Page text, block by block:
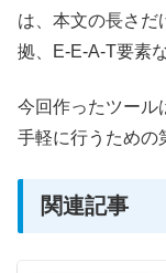
は、本文の長さだ
拠、E-E-A-T要素
今回作ったツール
手軽に行うための
関連記事